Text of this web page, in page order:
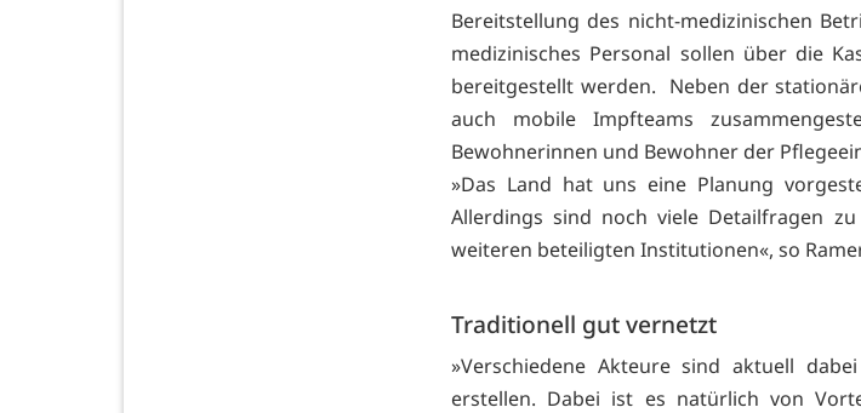
Bereitstellung des nicht-medizinischen
medizinisches Personal sollen über die
bereitgestellt werden. Neben der
auch mobile Impfteams
Bewohnerinnen und Bewohner der
»Das Land hat uns eine Planung
Allerdings sind noch viele Detailfragen
weiteren beteiligten Institutionen«, so
Traditionell gut vernetzt
»Verschiedene Akteure sind aktuell
erstellen. Dabei ist es natürlich von